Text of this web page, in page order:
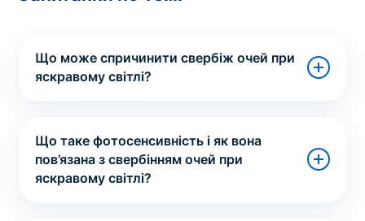
Що може спричинити свербіж очей при
яскравому світлі?
Що таке фотосенсивність і як вона
пов’язана з свербінням очей при
яскравому світлі?